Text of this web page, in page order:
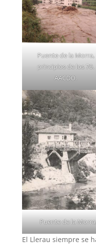
Puente de la Morra,
principios de los 70.
AACDO.
Puente de la
El Llerau siempre se